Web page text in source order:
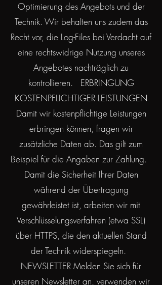
Optimierung des Angebots und der
Technik. Wir behalten uns zudem das
Recht vor, die Log-Files bei Verdacht auf
eine rechtswidrige Nutzung unseres
Angebotes nachträglich zu
kontrollieren. ERBRINGUNG
KOSTENPFLICHTIGER LEISTUNGEN
Damit wir kostenpflichtige Leistungen
erbringen können, fragen wir
zusätzliche Daten ab. Das gilt zum
Beispiel für die Angaben zur Zahlung.
Damit die Sicherheit Ihrer Daten
während der Übertragung
gewährleistet ist, arbeiten wir mit
Verschlüsselungsverfahren (etwa SSL)
über HTTPS, die den aktuellen Stand
der Technik widerspiegeln.
NEWSLETTER Melden Sie sich für
unseren Newsletter an, verwenden wir